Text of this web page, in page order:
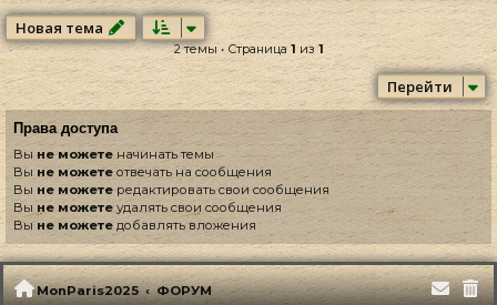
Новая тема
2 темы • Страница 1 из 1
Перейти
Права доступа
Выне можете начинать темы
Вы не можете отвечать на сообщения
Вы не можетередактировать свои сообщения
Выне можетеудалять свои сообщения
Выне можете добавлять вложения
MonParis2025 ФОРУМ